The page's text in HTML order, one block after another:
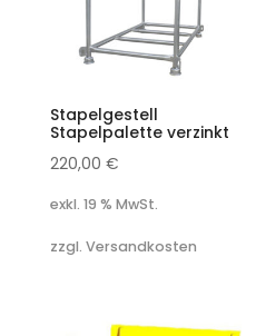
Stapelgestell
Stapelpalette verzinkt
220,00 €
exkl. 19 % MwSt.
zzgl. Versandkosten